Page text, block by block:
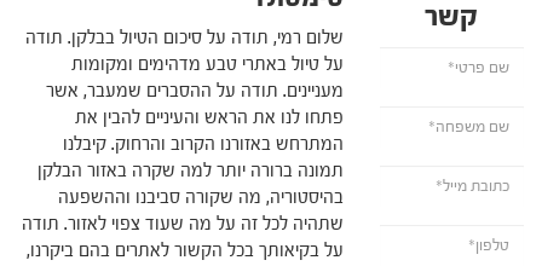
קשר
שלום רמי, תודה על סיכום הטיול בבלקן. תודה
על טיול באתרי טבע מדהימים ומקומות
מעניינים. תודה על ההסברים שמעבר, אשר
פתחו לנו את הראש והעיניים להבין את
המתרחש באזורנו הקרוב והרחוק. קיבלנו
תמונה ברורה יותר למה שקרה באזור הבלקן
בהיסטוריה, מה שקורה סביבנו וההשפעה
שתהיה לכל זה על מה שעוד צפוי לאזור. תודה
על בקיאותך בכל הקשור לאתרים בהם ביקרנו,